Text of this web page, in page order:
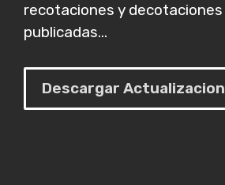
recotaciones y
publicadas...
Descargar